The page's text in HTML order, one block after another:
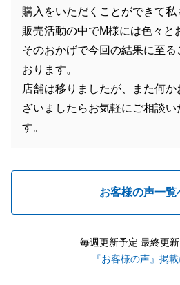
購入をいただくことができて私
販売活動の中でM様には色々と
そのおかげで今回の結果に至
おります。
店舗は移りましたが、また何
ざいましたらお気軽にご相談い
す。
お客様の声一覧
毎週更新予定 最終更
『お客様の声』掲